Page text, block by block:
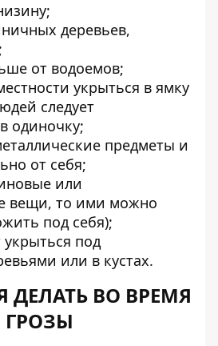
деревьев,
от водоемов;
укрыться в ямку
следует
одиночку;
предметы и
от себя;
или
вещи, то ими можно
под себя);
укрыться под
или в кустах.
ДЕЛАТЬ ВО ВРЕМЯ
ГРОЗЫ